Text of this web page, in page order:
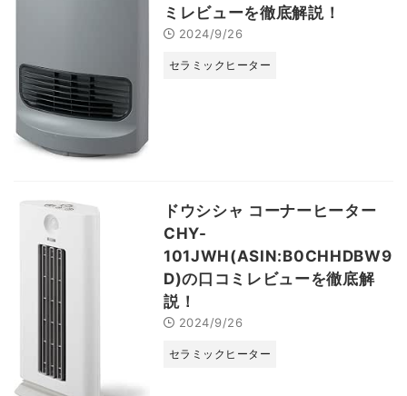
ミレビューを徹底解説！
2024/9/26
セラミックヒーター
ドウシシャ コーナーヒーター
CHY-
101JWH(ASIN:B0CHHDBW9
D)の口コミレビューを徹底解
説！
2024/9/26
セラミックヒーター